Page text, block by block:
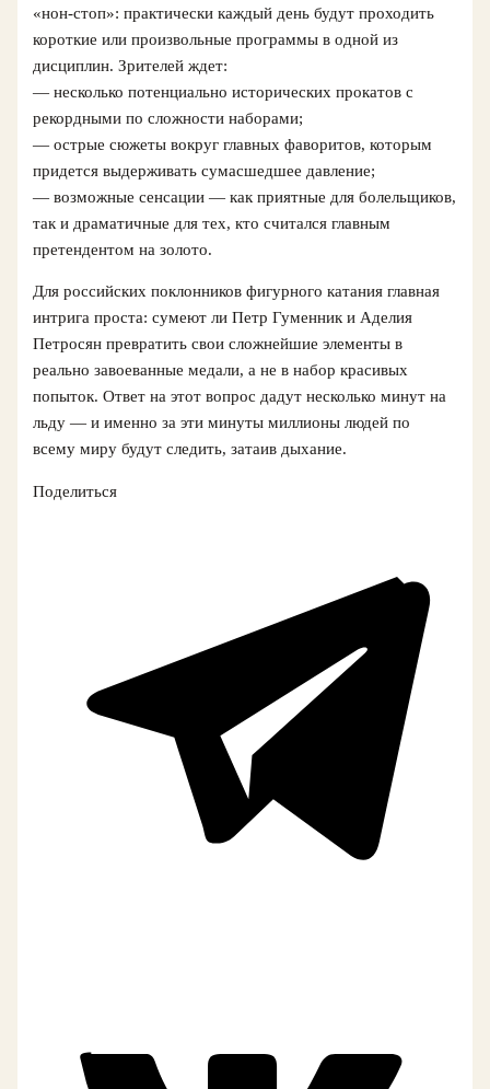
«нон-стоп»: практически каждый день будут проходить
короткие или произвольные программы в одной из
дисциплин. Зрителей ждет:
— несколько потенциально исторических прокатов с
рекордными по сложности наборами;
— острые сюжеты вокруг главных фаворитов, которым
придется выдерживать сумасшедшее давление;
— возможные сенсации — как приятные для болельщиков,
так и драматичные для тех, кто считался главным
претендентом на золото.
Для российских поклонников фигурного катания главная
интрига проста: сумеют ли Петр Гуменник и Аделия
Петросян превратить свои сложнейшие элементы в
реально завоеванные медали, а не в набор красивых
попыток. Ответ на этот вопрос дадут несколько минут на
льду — и именно за эти минуты миллионы людей по
всему миру будут следить, затаив дыхание.
Поделиться